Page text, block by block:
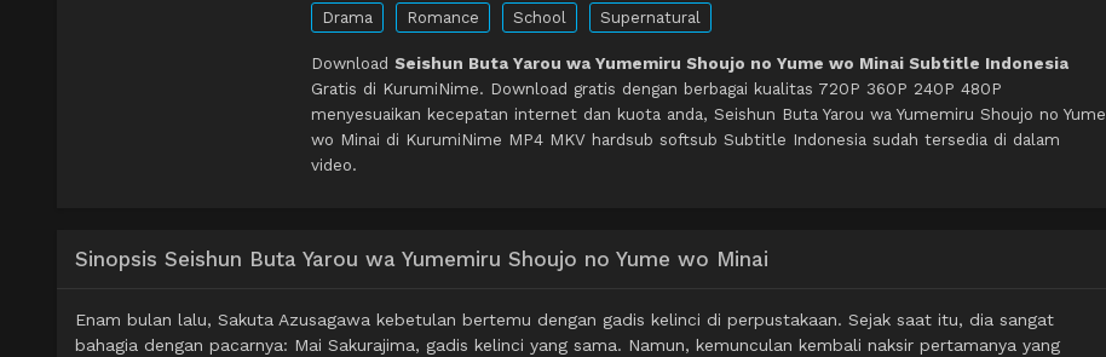
Drama Romance School Supernatural
Download Seishun Buta Yarou wa Yumemiru Shoujo no Yume wo Minai Subtitle Indonesia
Gratis di KurumiNime. Download gratis dengan berbagai kualitas 720P 360P 240P 480P
menyesuaikan kecepatan internet dan kuota anda, Seishun Buta Yarou wa Yumemiru Shoujo no Yume
wo Minai di KurumiNime MP4 MKV hardsub softsub Subtitle Indonesia sudah tersedia di dalam
video.
Sinopsis Seishun Buta Yarou wa Yumemiru Shoujo no Yume wo Minai
Enam bulan lalu, Sakuta Azusagawa kebetulan bertemu dengan gadis kelinci di perpustakaan. Sejak saat itu, dia sangat
bahagia dengan pacarnya: Mai Sakurajima, gadis kelinci yang sama. Namun, kemunculan kembali naksir pertamanya yang